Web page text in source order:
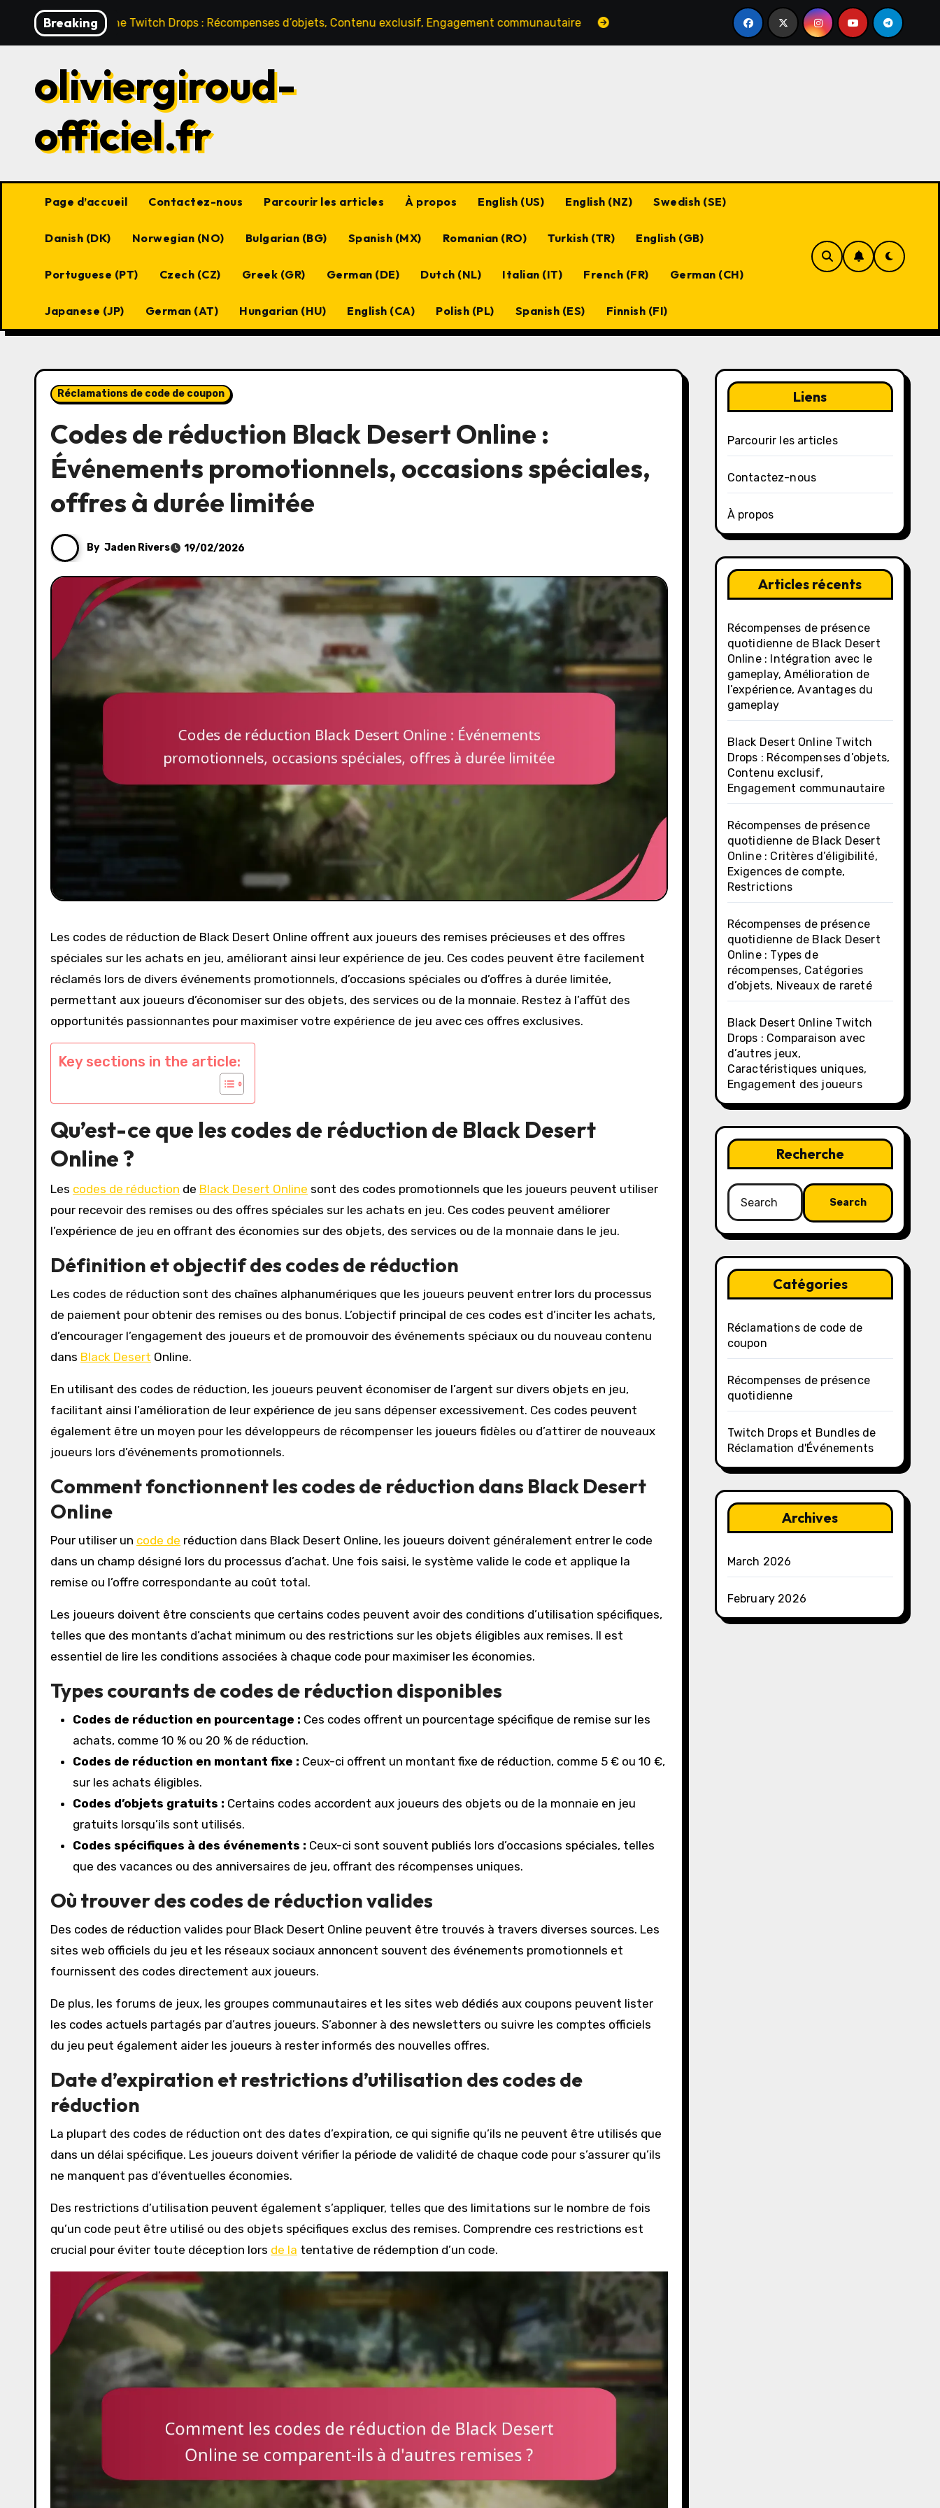
content
Breaking
Online Twitch Drops : Récompenses d’objets, Contenu exclusif, Engagement communautaire Récompenses de présence quotidienne de Black Desert Online : Critères
oliviergiroud-
officiel.fr
Page d’accueil Contactez-nous Parcourir les articles À propos English (US) English (NZ) Swedish (SE)
Danish (DK) Norwegian (NO) Bulgarian (BG) Spanish (MX) Romanian (RO) Turkish (TR) English (GB)
Portuguese (PT) Czech (CZ) Greek (GR) German (DE) Dutch (NL) Italian (IT) French (FR) German (CH)
Japanese (JP) German (AT) Hungarian (HU) English (CA) Polish (PL) Spanish (ES) Finnish (FI)
Réclamations de code de coupon
Codes de réduction Black Desert Online :
Événements promotionnels, occasions spéciales,
offres à durée limitée
By Jaden Rivers 19/02/2026
Les codes de réduction de Black Desert Online offrent aux joueurs des remises précieuses et des offres
spéciales sur les achats en jeu, améliorant ainsi leur expérience de jeu. Ces codes peuvent être facilement
réclamés lors de divers événements promotionnels, d’occasions spéciales ou d’offres à durée limitée,
permettant aux joueurs d’économiser sur des objets, des services ou de la monnaie. Restez à l’affût des
opportunités passionnantes pour maximiser votre expérience de jeu avec ces offres exclusives.
Key sections in the article:
Qu’est-ce que les codes de réduction de Black Desert
Online ?
Les codes de réduction de Black Desert Online sont des codes promotionnels que les joueurs peuvent utiliser
pour recevoir des remises ou des offres spéciales sur les achats en jeu. Ces codes peuvent améliorer
l’expérience de jeu en offrant des économies sur des objets, des services ou de la monnaie dans le jeu.
Définition et objectif des codes de réduction
Les codes de réduction sont des chaînes alphanumériques que les joueurs peuvent entrer lors du processus
de paiement pour obtenir des remises ou des bonus. L’objectif principal de ces codes est d’inciter les achats,
d’encourager l’engagement des joueurs et de promouvoir des événements spéciaux ou du nouveau contenu
dans Black Desert Online.
En utilisant des codes de réduction, les joueurs peuvent économiser de l’argent sur divers objets en jeu,
facilitant ainsi l’amélioration de leur expérience de jeu sans dépenser excessivement. Ces codes peuvent
également être un moyen pour les développeurs de récompenser les joueurs fidèles ou d’attirer de nouveaux
joueurs lors d’événements promotionnels.
Comment fonctionnent les codes de réduction dans Black Desert
Online
Pour utiliser un code de réduction dans Black Desert Online, les joueurs doivent généralement entrer le code
dans un champ désigné lors du processus d’achat. Une fois saisi, le système valide le code et applique la
remise ou l’offre correspondante au coût total.
Les joueurs doivent être conscients que certains codes peuvent avoir des conditions d’utilisation spécifiques,
telles que des montants d’achat minimum ou des restrictions sur les objets éligibles aux remises. Il est
essentiel de lire les conditions associées à chaque code pour maximiser les économies.
Types courants de codes de réduction disponibles
Codes de réduction en pourcentage : Ces codes offrent un pourcentage spécifique de remise sur les
achats, comme 10 % ou 20 % de réduction.
Codes de réduction en montant fixe : Ceux-ci offrent un montant fixe de réduction, comme 5 € ou 10 €,
sur les achats éligibles.
Codes d’objets gratuits : Certains codes accordent aux joueurs des objets ou de la monnaie en jeu
gratuits lorsqu’ils sont utilisés.
Codes spécifiques à des événements : Ceux-ci sont souvent publiés lors d’occasions spéciales, telles
que des vacances ou des anniversaires de jeu, offrant des récompenses uniques.
Où trouver des codes de réduction valides
Des codes de réduction valides pour Black Desert Online peuvent être trouvés à travers diverses sources. Les
sites web officiels du jeu et les réseaux sociaux annoncent souvent des événements promotionnels et
fournissent des codes directement aux joueurs.
De plus, les forums de jeux, les groupes communautaires et les sites web dédiés aux coupons peuvent lister
les codes actuels partagés par d’autres joueurs. S’abonner à des newsletters ou suivre les comptes officiels
du jeu peut également aider les joueurs à rester informés des nouvelles offres.
Date d’expiration et restrictions d’utilisation des codes de
réduction
La plupart des codes de réduction ont des dates d’expiration, ce qui signifie qu’ils ne peuvent être utilisés que
dans un délai spécifique. Les joueurs doivent vérifier la période de validité de chaque code pour s’assurer qu’ils
ne manquent pas d’éventuelles économies.
Des restrictions d’utilisation peuvent également s’appliquer, telles que des limitations sur le nombre de fois
qu’un code peut être utilisé ou des objets spécifiques exclus des remises. Comprendre ces restrictions est
crucial pour éviter toute déception lors de la tentative de rédemption d’un code.
Liens
Parcourir les articles
Contactez-nous
À propos
Articles récents
Récompenses de présence
quotidienne de Black Desert
Online : Intégration avec le
gameplay, Amélioration de
l’expérience, Avantages du
gameplay
Black Desert Online Twitch
Drops : Récompenses d’objets,
Contenu exclusif,
Engagement communautaire
Récompenses de présence
quotidienne de Black Desert
Online : Critères d’éligibilité,
Exigences de compte,
Restrictions
Récompenses de présence
quotidienne de Black Desert
Online : Types de
récompenses, Catégories
d’objets, Niveaux de rareté
Black Desert Online Twitch
Drops : Comparaison avec
d’autres jeux,
Caractéristiques uniques,
Engagement des joueurs
Recherche
Search
for:
Catégories
Réclamations de code de
coupon
Récompenses de présence
quotidienne
Twitch Drops et Bundles de
Réclamation d'Événements
Archives
March 2026
February 2026